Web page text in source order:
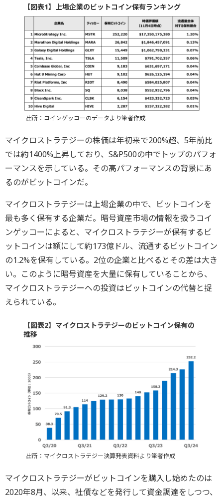
【図表1】上場企業のビットコイン保有ランキング
出所：コインゲッコーのデータより筆者作成
マイクロストラテジーの株価は年初来で200%超、5年前比
では約1400%上昇しており、S&P500の中でトップのパフォ
ーマンスを示している。その高パフォーマンスの背景にあ
るのがビットコインだ。
マイクロストラテジーは上場企業の中で、ビットコインを
最も多く保有する企業だ。暗号資産市場の情報を扱うコイ
ンゲッコーによると、マイクロストラテジーが保有するビ
ットコインは額にして約173億ドル、流通するビットコイン
の1.2%を保有している。2位の企業と比べるとその差は大き
い。このように暗号資産を大量に保有していることから、
マイクロストラテジーへの投資はビットコインの代替と捉
えられている。
【図表2】マイクロストラテジーのビットコイン保有の
推移
出所：マイクロストラテジー決算発表資料より筆者作成
マイクロストラテジーがビットコインを購入し始めたのは
2020年8月、以来、社債などを発行して資金調達をしつつ、